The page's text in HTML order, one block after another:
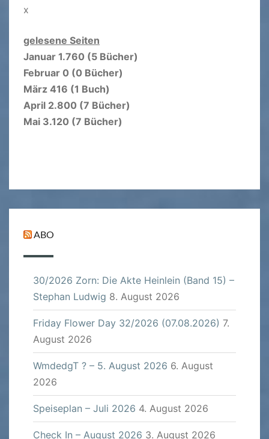
x
gelesene Seiten
Januar 1.760 (5 Bücher)
Februar 0 (0 Bücher)
März 416 (1 Buch)
April 2.800 (7 Bücher)
Mai 3.120 (7 Bücher)
ABO
30/2026 Zorn: Die Akte Heinlein (Band 15) –
Stephan Ludwig 8. August 2026
Friday Flower Day 32/2026 (07.08.2026) 7.
August 2026
WmdedgT ? – 5. August 2026 6. August
2026
Speiseplan – Juli 2026 4. August 2026
Check In – August 2026 3. August 2026